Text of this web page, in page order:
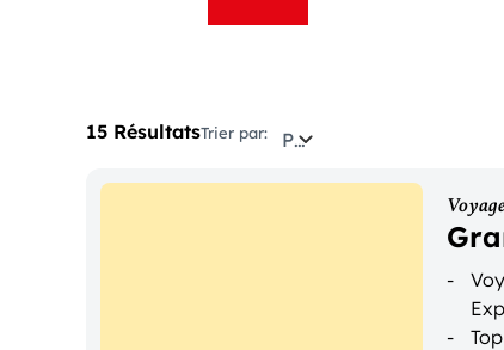
15 RésultatsTrier par: Pertinence